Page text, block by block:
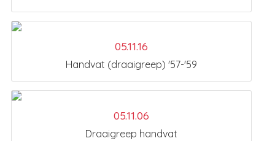
05.11.16
Handvat (draaigreep) '57-'59
05.11.06
Draaigreep handvat